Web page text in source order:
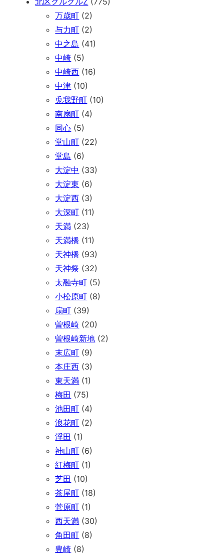
万歳町 (2)
与力町 (2)
中之島 (41)
中崎 (5)
中崎西 (16)
中津 (10)
兎我野町 (10)
南扇町 (4)
同心 (5)
堂山町 (22)
堂島 (6)
大淀中 (33)
大淀東 (6)
大淀西 (3)
大深町 (11)
天満 (23)
天満橋 (11)
天神橋 (93)
天神祭 (32)
太融寺町 (5)
小松原町 (8)
扇町 (39)
曽根崎 (20)
曽根崎新地 (2)
末広町 (9)
本庄西 (3)
東天満 (1)
梅田 (75)
池田町 (4)
浪花町 (2)
浮田 (1)
神山町 (6)
紅梅町 (1)
芝田 (10)
茶屋町 (18)
菅原町 (1)
西天満 (30)
角田町 (8)
豊崎 (8)